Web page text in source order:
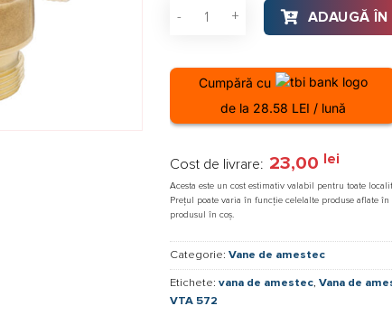
Cantitate Vana de amestec
ADAUGĂ ÎN
Cumpără cu
de la 28.58 LEI / lună
Cost de livrare: 23,00 lei
Acesta este un cost estimativ valabil pentru toate
Prețul poate varia în funcție celelalte produse aflate în
produsul în coș.
Categorie: Vane de amestec
Etichete: vana de amestec, Vana de
VTA 572